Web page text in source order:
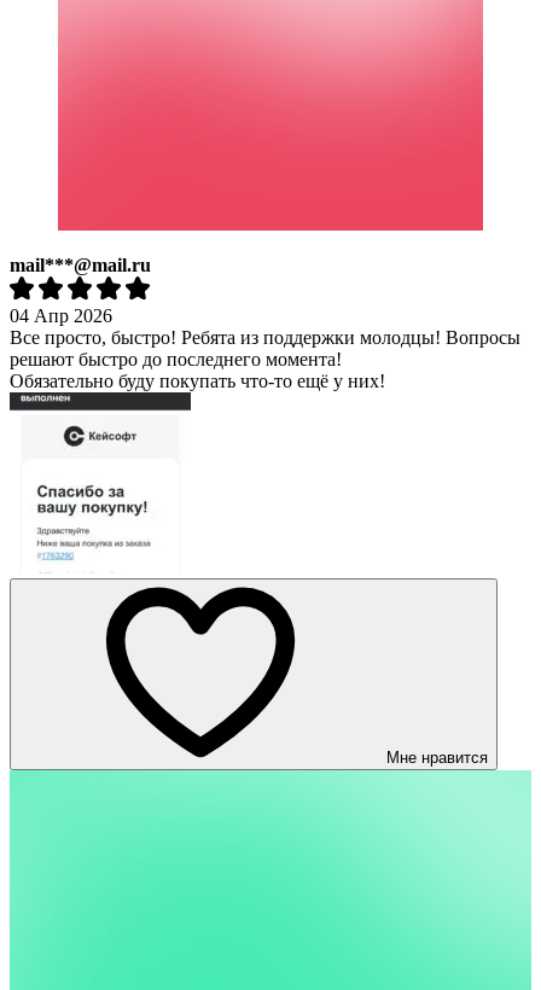
mail***@mail.ru
04 Апр 2026
Все просто, быстро! Ребята из поддержки молодцы! Вопросы
решают быстро до последнего момента!
Обязательно буду покупать что-то ещё у них!
Мне нравится